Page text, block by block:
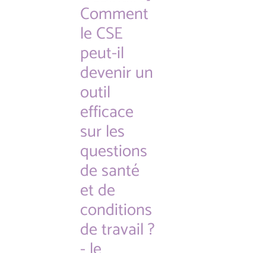
Comment
le CSE
peut-il
devenir un
outil
efficace
sur les
questions
de santé
et de
conditions
de travail ?